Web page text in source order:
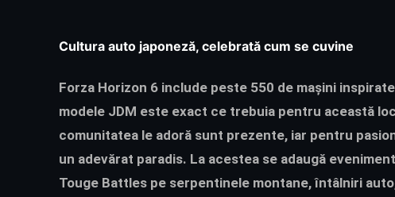
Cultura auto japoneză, celebrată cum se cuvine
Forza Horizon 6 include peste 550 de mașini
modele JDM este exact ce trebuia pentru această
comunitatea le adoră sunt prezente, iar pentru
un adevărat paradis. La acestea se adaugă
Touge Battles pe serpentinele montane, întâlniri